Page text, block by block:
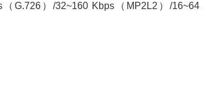
G.726）/32~160 Kbps（MP2L2）/16~64